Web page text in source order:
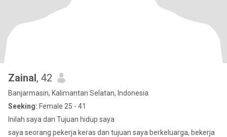
Zainal, 42
Banjarmasin, Kalimantan Selatan, Indonesia
Seeking: Female 25 - 41
Inilah saya dan Tujuan hidup saya
saya seorang pekerja keras dan tujuan saya berkeluarga, bekerja